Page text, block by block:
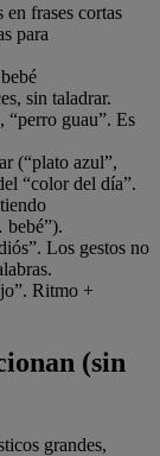
frases cortas
para
sin taladrar.
“perro guau”. Es
(“plato azul”,
“color del día”.
Los gestos no
Ritmo +
(sin
grandes,